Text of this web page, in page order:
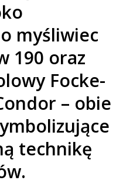
myśliwiec
190 oraz
Focke-
– obie
technikę